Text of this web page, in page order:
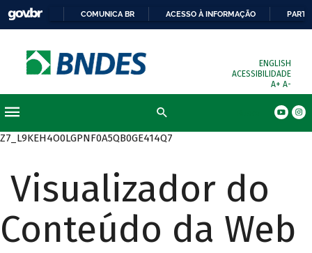
COMUNICA BR ACESSO À INFORMAÇÃO
ENGLISH
ACESSIBILIDADE
A+ A-
Z7_L9KEH4O0LGPNF0A5QB0GE414Q7
Visualizador do
Conteúdo da Web